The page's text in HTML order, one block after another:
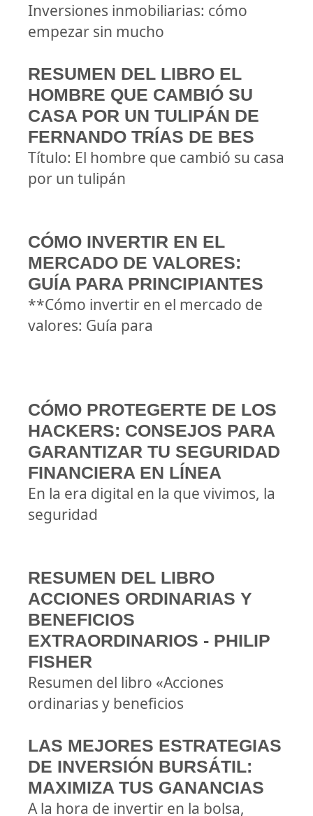
Inversiones inmobiliarias: cómo
empezar sin mucho
RESUMEN DEL LIBRO EL
HOMBRE QUE CAMBIÓ SU
CASA POR UN TULIPÁN DE
FERNANDO TRÍAS DE BES
Título: El hombre que cambió su casa
por un tulipán
CÓMO INVERTIR EN EL
MERCADO DE VALORES:
GUÍA PARA PRINCIPIANTES
**Cómo invertir en el mercado de
valores: Guía para
CÓMO PROTEGERTE DE LOS
HACKERS: CONSEJOS PARA
GARANTIZAR TU SEGURIDAD
FINANCIERA EN LÍNEA
En la era digital en la que vivimos, la
seguridad
RESUMEN DEL LIBRO
ACCIONES ORDINARIAS Y
BENEFICIOS
EXTRAORDINARIOS - PHILIP
FISHER
Resumen del libro «Acciones
ordinarias y beneficios
LAS MEJORES ESTRATEGIAS
DE INVERSIÓN BURSÁTIL:
MAXIMIZA TUS GANANCIAS
A la hora de invertir en la bolsa,